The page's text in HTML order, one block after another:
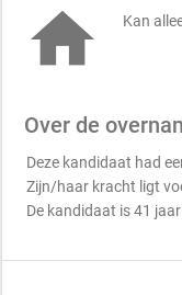
 Kan
Over de
Deze kandidaat had
Zijn/haar kracht ligt
De kandidaat is 41